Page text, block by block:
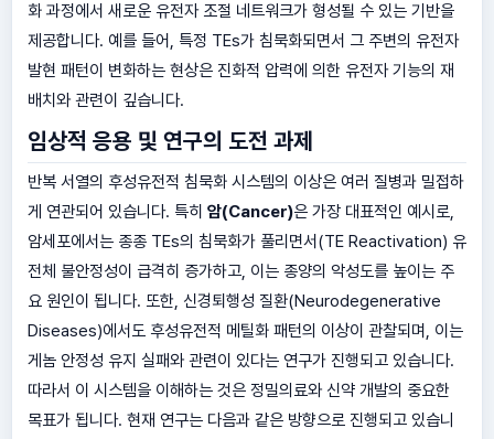
화 과정에서 새로운 유전자 조절 네트워크가 형성될 수 있는 기반을
제공합니다. 예를 들어, 특정 TEs가 침묵화되면서 그 주변의 유전자
발현 패턴이 변화하는 현상은 진화적 압력에 의한 유전자 기능의 재
배치와 관련이 깊습니다.
임상적 응용 및 연구의 도전 과제
반복 서열의 후성유전적 침묵화 시스템의 이상은 여러 질병과 밀접하
게 연관되어 있습니다. 특히 암(Cancer)은 가장 대표적인 예시로,
암세포에서는 종종 TEs의 침묵화가 풀리면서(TE Reactivation) 유
전체 불안정성이 급격히 증가하고, 이는 종양의 악성도를 높이는 주
요 원인이 됩니다. 또한, 신경퇴행성 질환(Neurodegenerative
Diseases)에서도 후성유전적 메틸화 패턴의 이상이 관찰되며, 이는
게놈 안정성 유지 실패와 관련이 있다는 연구가 진행되고 있습니다.
따라서 이 시스템을 이해하는 것은 정밀의료와 신약 개발의 중요한
목표가 됩니다. 현재 연구는 다음과 같은 방향으로 진행되고 있습니